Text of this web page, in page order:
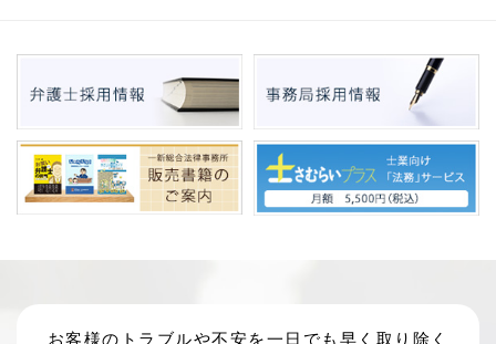
お客様のトラブルや不安を一日でも早く取り除く